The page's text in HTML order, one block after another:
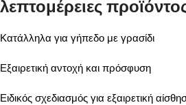
λεπτομέρειες
Κατάλληλα για γήπεδο με γρασίδι
Εξαιρετική αντοχή και πρόσφυση
Ειδικός σχεδιασμός για εξαιρετική